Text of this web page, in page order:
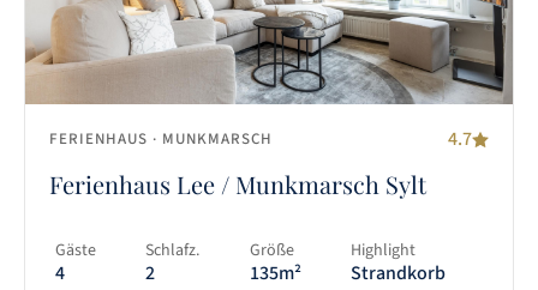
FERIENHAUS · MUNKMARSCH 4.7
Ferienhaus Lee / Munkmarsch Sylt
Gäste
4
Schlafz.
2
Größe
135m²
Highlight
Strandkorb